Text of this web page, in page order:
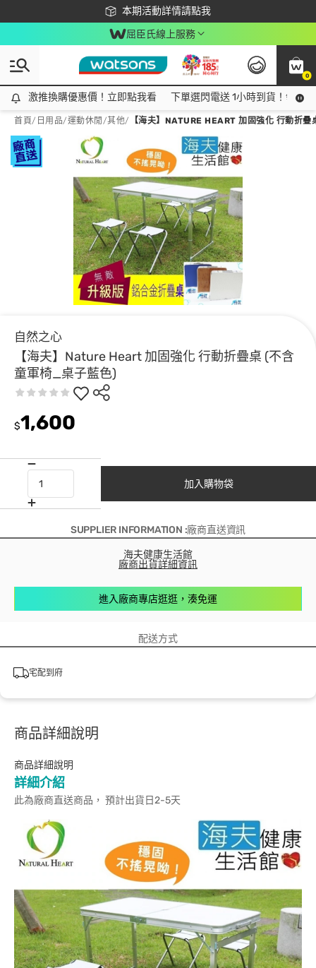
本期活動詳情請點我
下載app最高回饋$350
屈臣氏線上服務
0
激推換購優惠價！立即點我看
激推換購優惠價！立即點我看 下單選閃電送 1小時到貨！領神
首頁/ 日用品/運動休閒 /其他/ 【海夫】NATURE HEART 加固強化 行動折
自然之心
【海夫】Nature Heart 加固強化 行動折疊桌 (不含
童軍椅_桌子藍色)
$1,600
加入購物袋
SUPPLIER INFORMATION :廠商直送資訊
海夫健康生活館
廠商出貨詳細資訊
進入廠商專店逛逛，湊免運
配送方式
宅配到府
商品詳細說明
商品詳細說明
詳細介紹
此為廠商直送商品， 預計出貨日2-5天